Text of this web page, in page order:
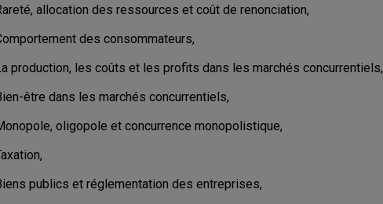
allocation des ressources et coût de renonciation,
des consommateurs,
production, les coûts et les profits dans les marchés concurrentiels,
être dans les marchés concurrentiels,
oligopole et concurrence monopolistique,
publics et réglementation des entreprises,